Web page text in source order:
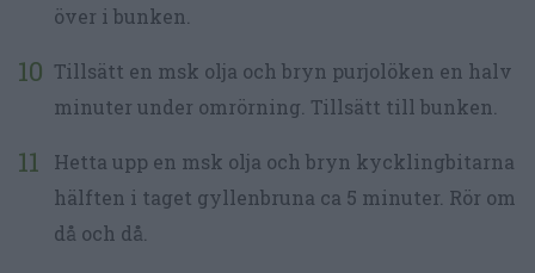
över i bunken.
Tillsätt en msk olja och bryn purjolöken en halv
minuter under omrörning. Tillsätt till bunken.
Hetta upp en msk olja och bryn kycklingbitarna
hälften i taget gyllenbruna ca 5 minuter. Rör om
då och då.